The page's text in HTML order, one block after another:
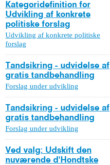
Kategoridefinition for
Udvikling af konkrete
politiske forslag
Udvikling af konkrete politiske
forslag
Tandsikring - udvidelse af
gratis tandbehandling
Forslag under udvikling
Tandsikring - udvidelse af
gratis tandbehandling
Forslag under udvikling
Ved valg: Udskift den
nuværende d'Hondtske